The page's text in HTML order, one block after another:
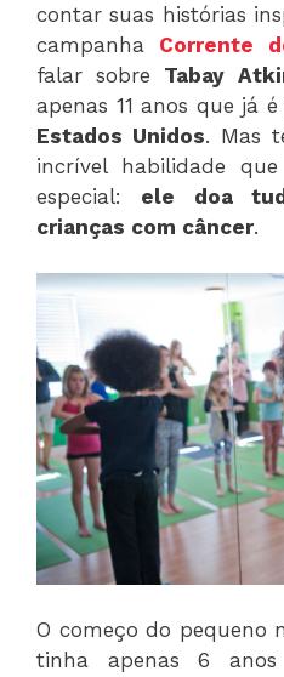
contar suas histórias
campanha Corrente
falar sobre Tabay
apenas 11 anos que já
Estados Unidos. Mas
incrível habilidade
especial: ele doa
crianças com câncer.
O começo do pequeno
tinha apenas 6